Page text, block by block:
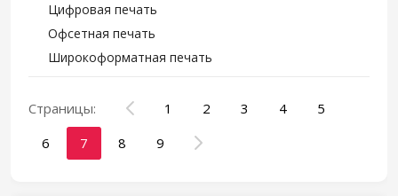
Цифровая печать
Офсетная печать
Широкоформатная печать
Страницы: 1 2 3 4
5
6
7 8 9